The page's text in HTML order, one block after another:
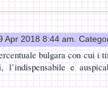
Apr 2018 8:44 am.
bulgara con cui i
l’indispensabile e